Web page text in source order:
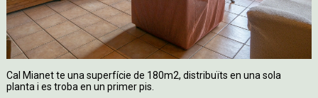
Cal Mianet te una superfície de 180m2, distribuïts en una sola
planta i es troba en un primer pis.